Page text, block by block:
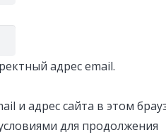
адрес email.
и адрес сайта в этом
для продолжения